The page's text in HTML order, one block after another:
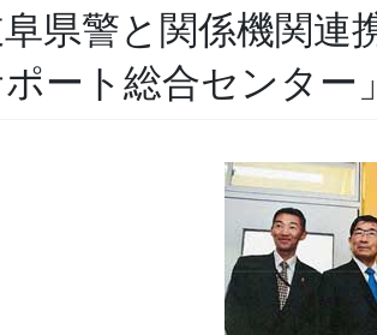
も
ート総合センター